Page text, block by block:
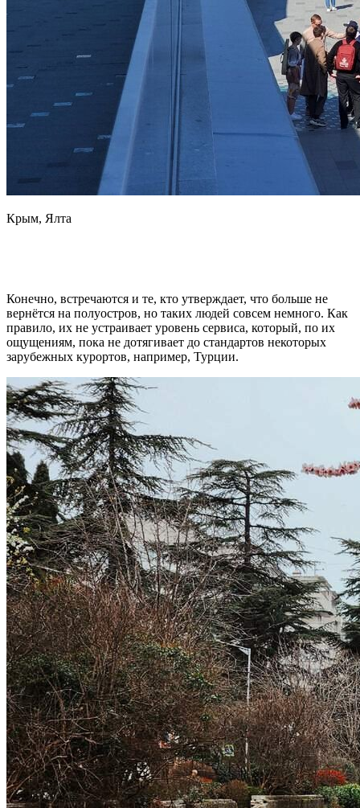
Крым, Ялта
Конечно, встречаются и те, кто утверждает, что больше не
вернётся на полуостров, но таких людей совсем немного. Как
правило, их не устраивает уровень сервиса, который, по их
ощущениям, пока не дотягивает до стандартов некоторых
зарубежных курортов, например, Турции.